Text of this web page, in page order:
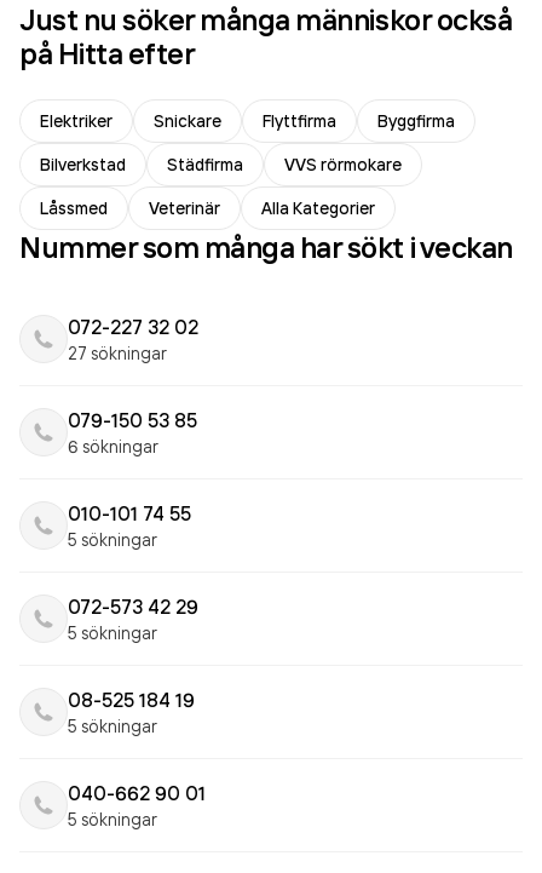
Just nu söker många människor också
på Hitta efter
Elektriker Snickare Flyttfirma
Byggfirma
Bilverkstad
Städfirma
VVS rörmokare
Låssmed
Veterinär Alla Kategorier
Nummer som många har sökt i veckan
072-227 32 02
27 sökningar
079-150 53 85
6 sökningar
010-101 74 55
5 sökningar
072-573 42 29
5 sökningar
08-525 184 19
5 sökningar
040-662 90 01
5 sökningar